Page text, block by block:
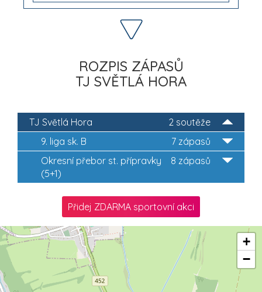
ROZPIS ZÁPASŮ
TJ SVĚTLÁ HORA
2 soutěže
TJ Světlá Hora
7 zápasů
9. liga sk. B
8 zápasů
Okresní přebor st. přípravky
(5+1)
Přidej ZDARMA sportovní akci
+
−